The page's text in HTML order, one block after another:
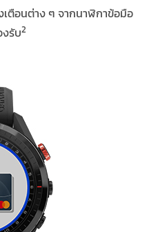
เตือนต่าง ๆ จากนาฬิกาข้อมือ
รับ2